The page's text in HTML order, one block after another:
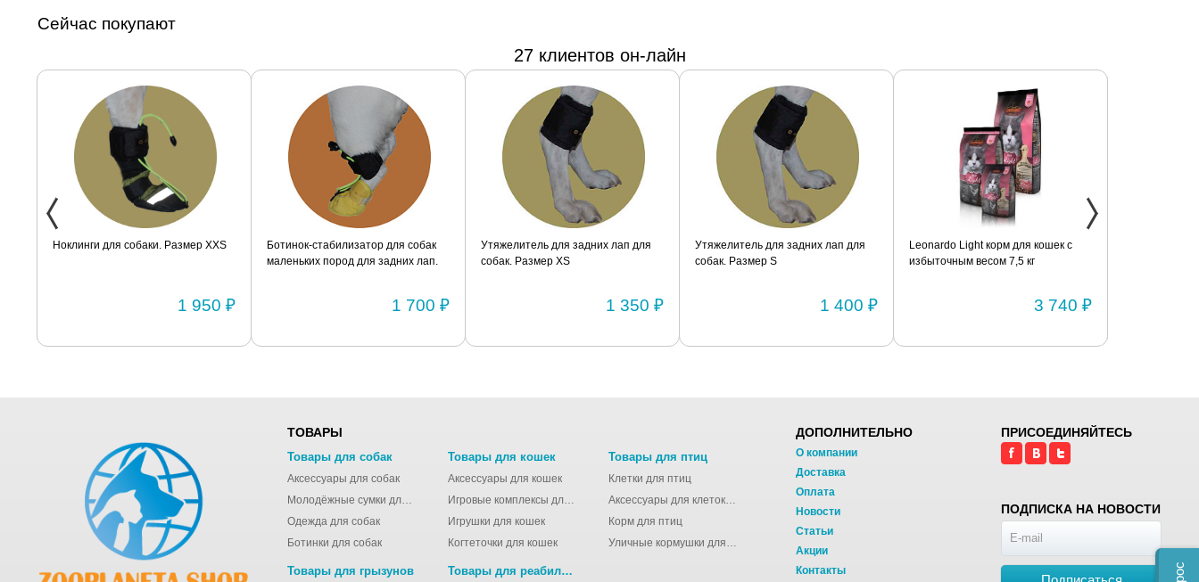
Сейчас покупают
27 клиентов он-лайн
Ноклинги для собаки. Размер XXS
1 950 ₽
Ботинок-стабилизатор для собак
маленьких пород для задних лап.
1 700 ₽
Утяжелитель для задних лап для
собак. Размер XS
1 350 ₽
Утяжелитель для задних лап для
собак. Размер S
1 400 ₽
Leonardo Light корм для кошек с
избыточным весом 7,5 кг
3 740 ₽
ТОВАРЫ
Товары для собак
Аксессуары для собак
Молодёжные сумки для девушек
Одежда для собак
Ботинки для собак
Товары для кошек
Аксессуары для кошек
Игровые комплексы для кошек
Игрушки для кошек
Когтеточки для кошек
Товары для птиц
Клетки для птиц
Аксессуары для клеток для птиц
Корм для птиц
Уличные кормушки для птиц
Товары для грызунов Товары для реабилитации животных
ДОПОЛНИТЕЛЬНО
О компании
Доставка
Оплата
Новости
Статьи
Акции
Контакты
ПРИСОЕДИНЯЙТЕСЬ
ПОДПИСКА НА НОВОСТИ